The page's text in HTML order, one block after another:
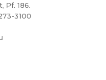
Pf. 186.
3100